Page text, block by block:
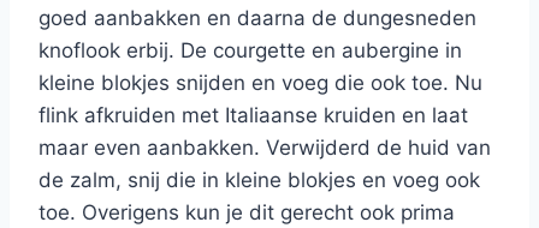
goed aanbakken en daarna de dungesneden
knoflook erbij. De courgette en aubergine in
kleine blokjes snijden en voeg die ook toe. Nu
flink afkruiden met Italiaanse kruiden en laat
maar even aanbakken. Verwijderd de huid van
de zalm, snij die in kleine blokjes en voeg ook
toe. Overigens kun je dit gerecht ook prima